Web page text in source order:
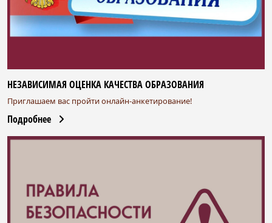
НЕЗАВИСИМАЯ ОЦЕНКА КАЧЕСТВА ОБРАЗОВАНИЯ
Приглашаем вас пройти онлайн-анкетирование!
Подробнее